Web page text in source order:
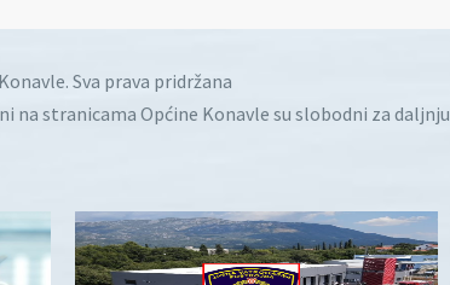
Sva prava pridržana
na stranicama Općine Konavle su slobodni za daljnju